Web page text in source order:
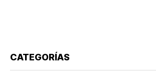
CATEGORÍAS